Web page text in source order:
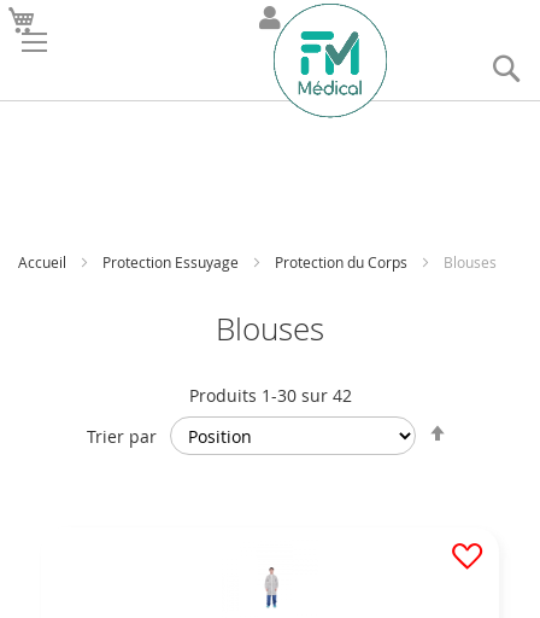
Accueil Protection Essuyage Protection du Corps Blouses
Blouses
Produits 1-30sur 42
Trier par